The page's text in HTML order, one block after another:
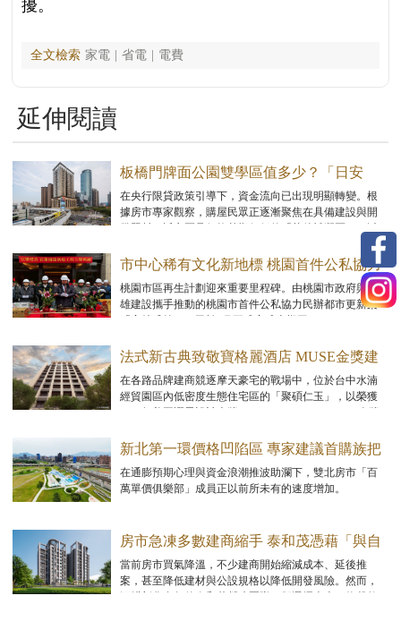
擾。
全文檢索 家電 | 省電 | 電費
延伸閱讀
板橋門牌面公園雙學區值多少？「日安
PARK」超優價位狂吸買氣
在央行限貸政策引導下，資金流向已出現明顯轉變。根
據房市專家觀察，購屋民眾正逐漸聚焦在具備建設與開
發題材，近市區且價格基期仍低的「落後補漲區」，以
市中心稀有文化新地標 桃園首件公私協力
都更案「宜雄盛筵」上樑
桃園市區再生計劃迎來重要里程碑。由桃園市政府與宜
雄建設攜手推動的桃園市首件公私協力民辦都市更新案
「宜雄盛筵」，已於1月正式完成上樑工程。
法式新古典致敬寶格麗酒店 MUSE金獎建
築「聚碩仁玉」優雅登場
在各路品牌建商競逐摩天豪宅的戰場中，位於台中水湳
經貿園區內低密度生態住宅區的「聚碩仁玉」，以榮獲
2025年美國謬思設計大獎（MUSE Design Awards）金獎
新北第一環價格凹陷區 專家建議首購族把
握上車機會
在通膨預期心理與資金浪潮推波助瀾下，雙北房市「百
萬單價俱樂部」成員正以前所未有的速度增加。
房市急凍多數建商縮手 泰和茂憑藉「與自
然共融，以科學致美」逆勢翻盤
當前房市買氣降溫，不少建商開始縮減成本、延後推
案，甚至降低建材與公設規格以降低開發風險。然而，
深耕彰化多年的泰和茂營建團隊，卻選擇走上一條截然